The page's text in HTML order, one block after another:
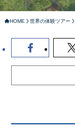
HOME 世界の体験ツアー